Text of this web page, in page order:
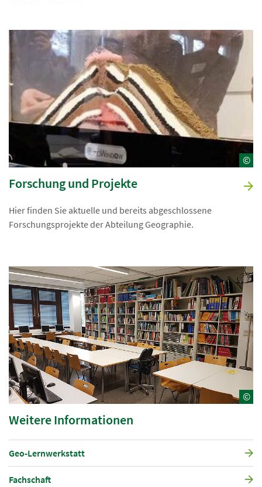
©
Forschung und Projekte
Hier finden Sie aktuelle und bereits abgeschlossene
Forschungsprojekte der Abteilung Geographie.
©
Weitere Informationen
Geo-Lernwerkstatt
Fachschaft